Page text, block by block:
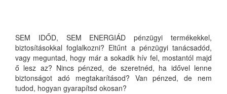
SEM IDŐD, SEM ENERGIÁD pénzügyi termékekkel,
biztosításokkal foglalkozni? Eltűnt a pénzügyi tanácsadód,
vagy meguntad, hogy már a sokadik hív fel, mostantól majd
ő lesz az? Nincs pénzed, de szeretnéd, ha idővel lenne
biztonságot adó megtakarításod? Van pénzed, de nem
tudod, hogyan gyarapítsd okosan?